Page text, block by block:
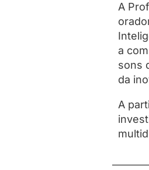
A
a
sons
da
A